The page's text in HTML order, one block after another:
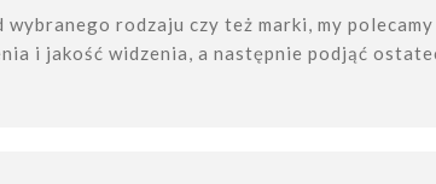
wybranego rodzaju czy też marki, my
i jakość widzenia, a następnie podjąć